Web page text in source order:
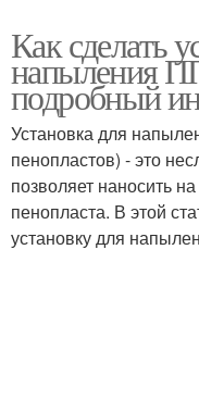
Как сделать
напыления
подробный
Установка для
пенопластов) - это
позволяет наносить
пенопласта. В этой
установку для